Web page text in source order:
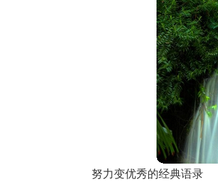
努力变优秀的经典语录